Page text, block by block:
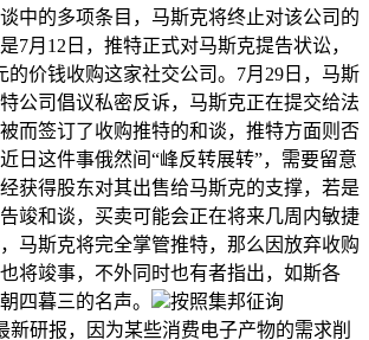
中的多项条目，马斯克将终止对该公司的
7月12日，推特正式对马斯克提告状讼，
的价钱收购这家社交公司。7月29日，马斯
公司倡议私密反诉，马斯克正在提交给法
而签订了收购推特的和谈，推特方面则否
日这件事俄然间“峰反转展转”，需要留意
获得股东对其出售给马斯克的支撑，若是
竣和谈，买卖可能会正在将来几周内敏捷
马斯克将完全掌管推特，那么因放弃收购
将竣事，不外同时也有者指出，如斯各
四暮三的名声。
按照集邦征询
新研报，因为某些消费电子产物的需求削